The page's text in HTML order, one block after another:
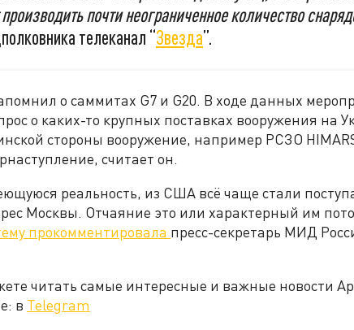
почти неограниченное количество
телеканал “Звезда”.
о саммитах G7 и G20. В ходе данных
о каких-то крупных поставках вооружения на
стороны вооружение, например РСЗО
считает он.
реальность, из США всё чаще стали
Москвы. Отчаяние это или характерный им
прокомментировала пресс-секретарь МИД
читать самые интересные и важные новости
в Telegram